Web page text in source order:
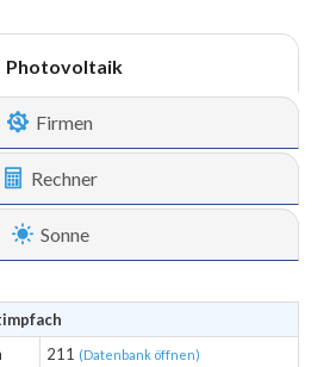
Photovoltaik
Firmen
Rechner
Sonne
211 (Datenbank öffnen)